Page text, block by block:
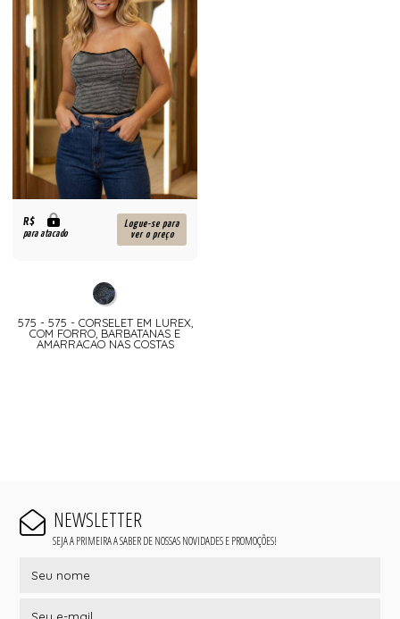
R$
para atacado
Logue-se para
ver o preço
575 - 575 - CORSELET EM LUREX,
COM FORRO, BARBATANAS E
AMARRACAO NAS COSTAS
NEWSLETTER
SEJA A PRIMEIRA A SABER DE NOSSAS NOVIDADES E PROMOÇÕES!